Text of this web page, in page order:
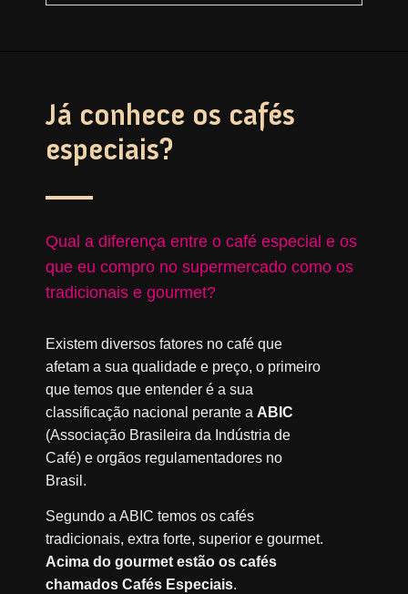
Já conhece os cafés
especiais?
Qual a diferença entre o café especial e os
que eu compro no supermercado como os
tradicionais e gourmet?
Existem diversos fatores no café que
afetam a sua qualidade e preço, o primeiro
que temos que entender é a sua
classificação nacional perante a ABIC
(Associação Brasileira da Indústria de
Café) e orgãos regulamentadores no
Brasil.
Segundo a ABIC temos os cafés
tradicionais, extra forte, superior e gourmet.
Acima do gourmet estão os cafés
chamados Cafés Especiais.